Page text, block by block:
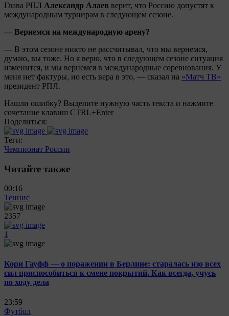
Глава РПЛ Александр Алаев верит, что Россию допустят к
международным турнирам в следующем сезоне.
— Вернемся на международную арену?
— В этом сезоне никто не рассчитывал, что мы вернемся,
думаю, вы тоже. Но я верю, что в следующем сезоне ситуация
изменится, и мы вернемся в международные соревнования. У
меня нет фактуры, но есть вера в это, — сказал на «Матч ТВ»
президент РПЛ.
Нашли ошибку? Выделите нужную часть текста и нажмите
сочетание клавиш CTRL+Enter
Поделиться:
Теги:
Чемпионат России
Читайте также
00:16
Теннис
2357
1
Кори Гауфф — о поражении в Берлине: старалась изо всех
сил приспособиться к смене покрытий. Как всегда, учусь
по ходу дела
23:59
Футбол